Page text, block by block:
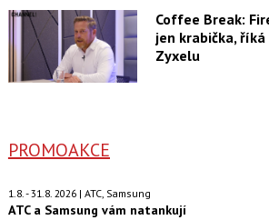
Coffee Break:
jen krabička,
Zyxelu
PROMOAKCE
1.8. - 31.8. 2026 | ATC, Samsung
ATC a Samsung vám natankují